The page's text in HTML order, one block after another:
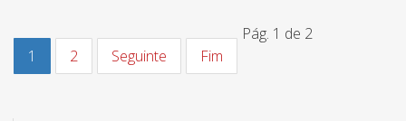
Pág. 1 de 2
1
2 Seguinte Fim